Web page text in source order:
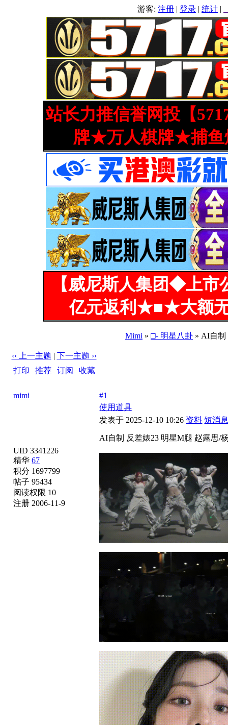
游客: 注册 | 登录 | 统计 |
站长力推信誉网投【
牌★万人棋牌★捕鱼
【威尼斯人集团◆上
亿元返利★■★大额
Mimi » □- 明星八卦» AI自制
‹‹ 上一主题 | 下一主题 ››
打印 |推荐 |订阅 |收藏
mimi
UID 3341226
精华67
积分 1697799
帖子 95434
阅读权限 10
注册 2006-11-9
#1
使用道具
发表于 2025-12-10 10:26 资料 短消
AI自制 反差婊23 明星M腿 赵露思/